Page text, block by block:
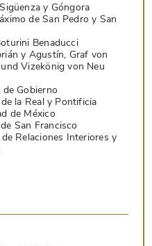
y Góngora
de San Pedro y San
Benaducci
y Agustín, Graf von
Vizekönig von Neu
de Gobierno
la Real y Pontificia
de México
San Francisco
Relaciones Interiores y